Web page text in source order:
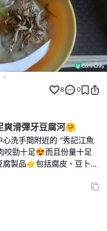
8 0
爽滑彈牙豆腐河🤗
洗手間附近的 “秀記江魚
咬勁十足😍而且份量十足
製品👉包括腐皮、豆卜...